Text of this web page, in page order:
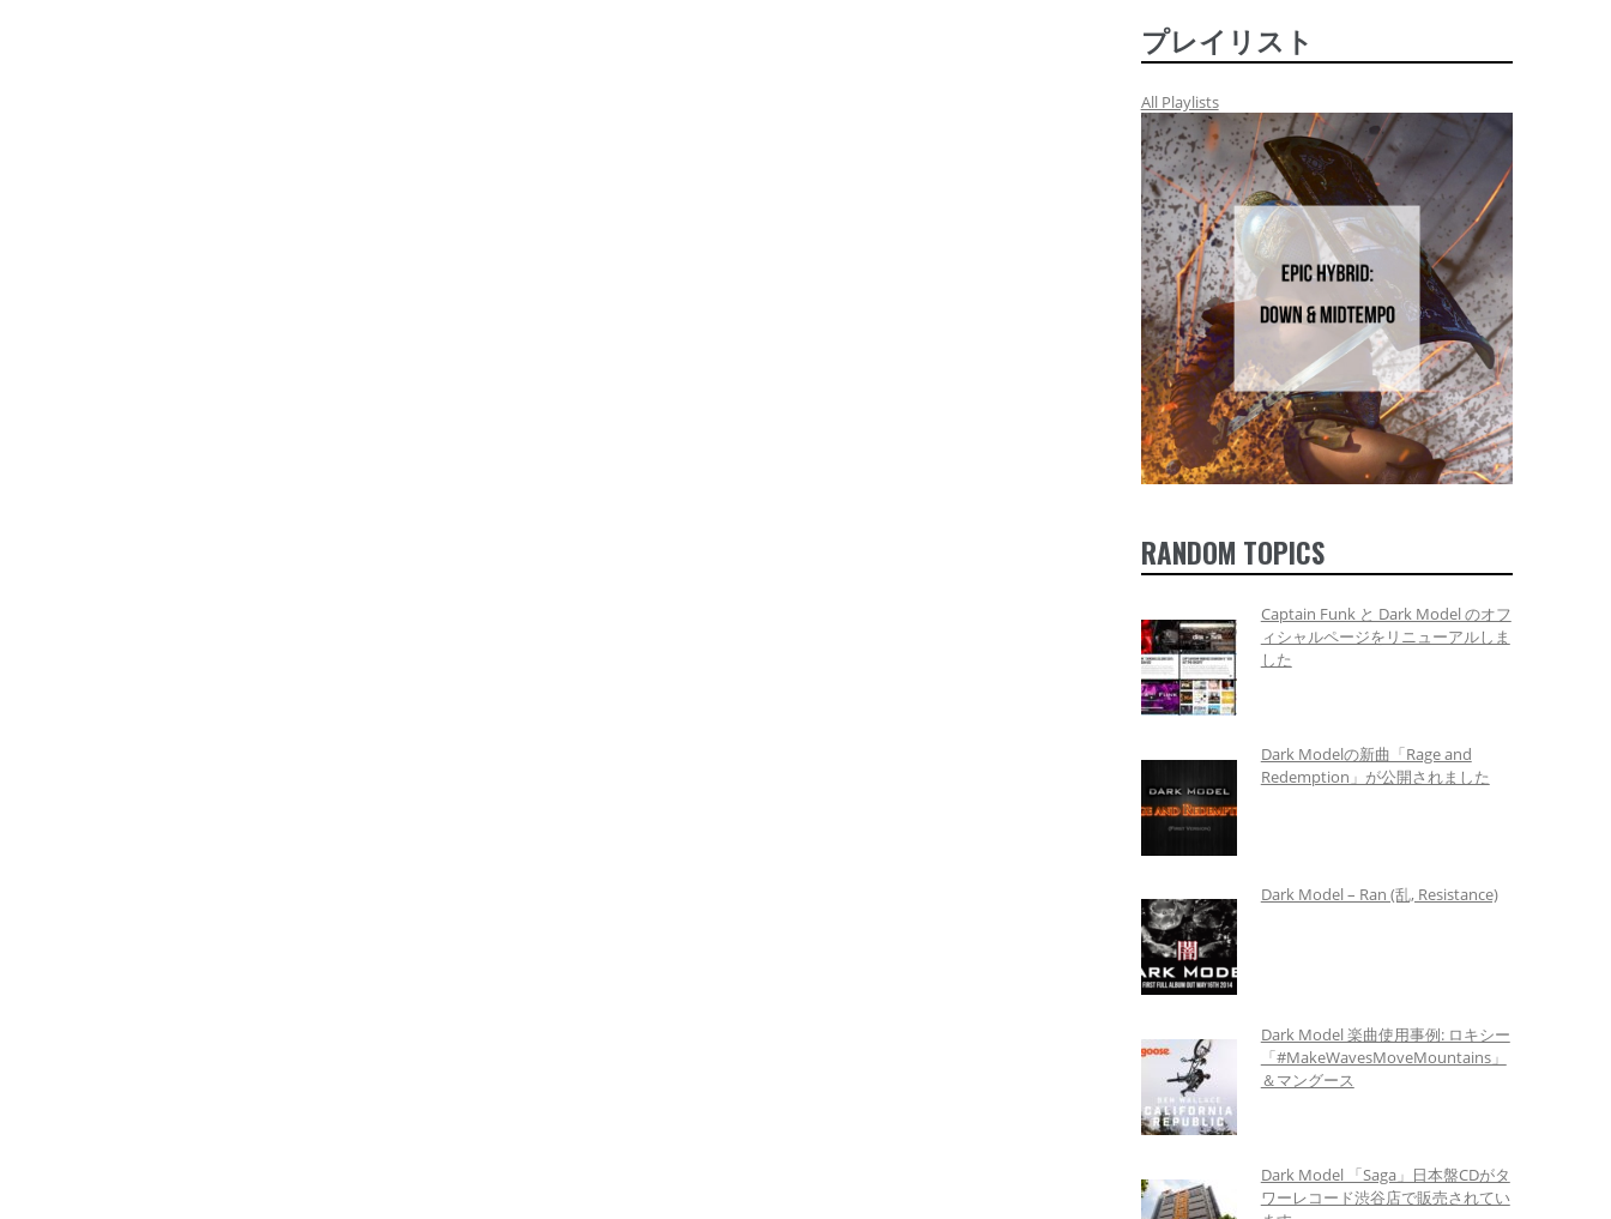
プレイリスト
All Playlists
RANDOM TOPICS
Captain Funk と Dark Model のオフ
ィシャルページをリニューアルしま
した
Dark Modelの新曲「Rage and
Redemption」が公開されました
Dark Model – Ran (乱, Resistance)
Dark Model 楽曲使用事例: ロキシー
「#MakeWavesMoveMountains」
＆マングース
Dark Model 「Saga」日本盤CDがタ
ワーレコード渋谷店で販売されてい